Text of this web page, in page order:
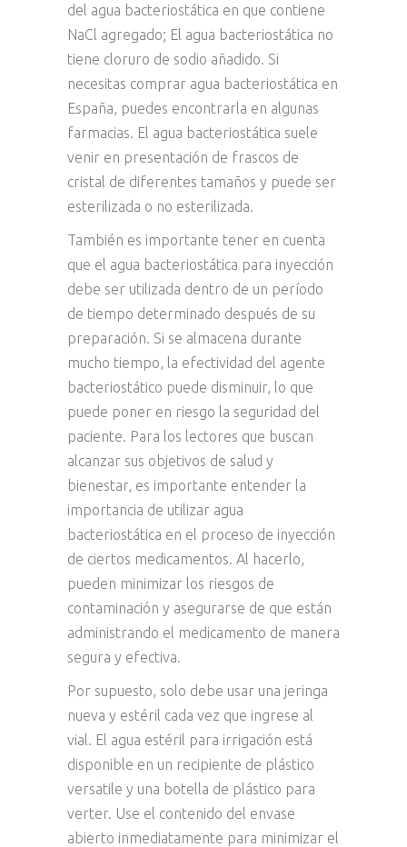
del agua bacteriostática en que contiene
NaCl agregado; El agua bacteriostática no
tiene cloruro de sodio añadido. Si
necesitas comprar agua bacteriostática en
España, puedes encontrarla en algunas
farmacias. El agua bacteriostática suele
venir en presentación de frascos de
cristal de diferentes tamaños y puede ser
esterilizada o no esterilizada.
También es importante tener en cuenta
que el agua bacteriostática para inyección
debe ser utilizada dentro de un período
de tiempo determinado después de su
preparación. Si se almacena durante
mucho tiempo, la efectividad del agente
bacteriostático puede disminuir, lo que
puede poner en riesgo la seguridad del
paciente. Para los lectores que buscan
alcanzar sus objetivos de salud y
bienestar, es importante entender la
importancia de utilizar agua
bacteriostática en el proceso de inyección
de ciertos medicamentos. Al hacerlo,
pueden minimizar los riesgos de
contaminación y asegurarse de que están
administrando el medicamento de manera
segura y efectiva.
Por supuesto, solo debe usar una jeringa
nueva y estéril cada vez que ingrese al
vial. El agua estéril para irrigación está
disponible en un recipiente de plástico
versatile y una botella de plástico para
verter. Use el contenido del envase
abierto inmediatamente para minimizar el